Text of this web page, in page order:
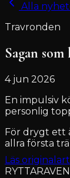
Alla
Travronden
Sagan
4 jun 2026
En impulsiv
personlig
För drygt ett
allra första
Läs